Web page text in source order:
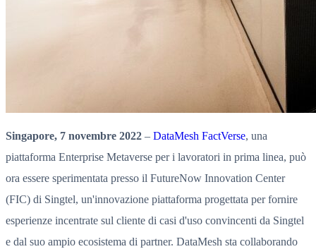
Singapore, 7 novembre 2022 – DataMesh FactVerse, una
piattaforma Enterprise Metaverse per i lavoratori in prima linea, può
ora essere sperimentata presso il FutureNow Innovation Center
(FIC) di Singtel, un'innovazione piattaforma progettata per fornire
esperienze incentrate sul cliente di casi d'uso convincenti da Singtel
e dal suo ampio ecosistema di partner. DataMesh sta collaborando